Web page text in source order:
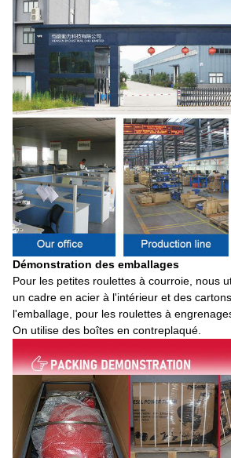
Démonstration des emballages
Pour les petites roulettes à courroie, nous
un cadre en acier à l'intérieur et des
l'emballage, pour les roulettes à
On utilise des boîtes en contreplaqué.